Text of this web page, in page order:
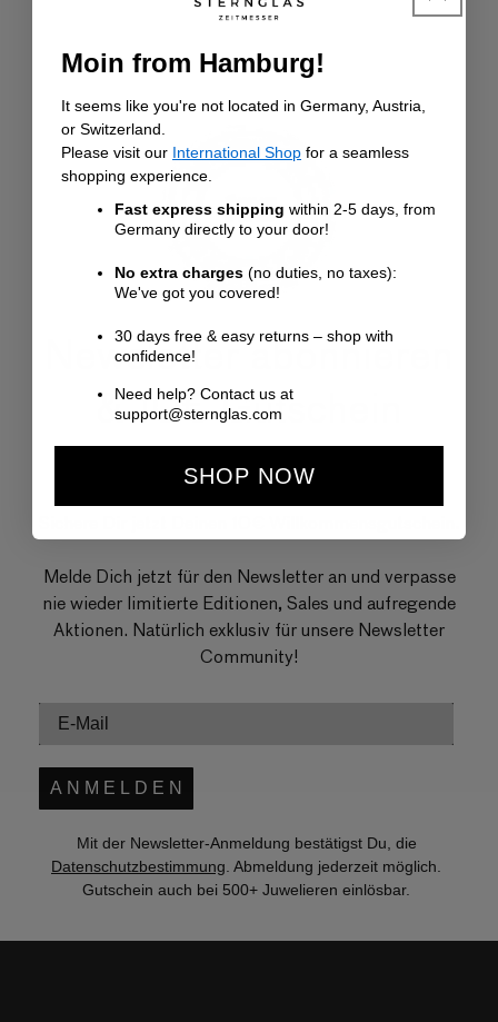
Newsletter abonnieren
& 10€ Gutschein
sichern
Melde Dich jetzt für den Newsletter an und verpasse
nie wieder limitierte Editionen, Sales und aufregende
Aktionen. Natürlich exklusiv für unsere Newsletter
Community!
A N M E L D E N
Mit der Newsletter-Anmeldung bestätigst Du, die
Datenschutzbestimmung . Abmeldung jederzeit möglich.
Gutschein auch bei 500+ Juwelieren einlösbar.
Moin from Hamburg!
It seems like you're not located in Germany, Austria,
or Switzerland.
Please visit our International Shop for a seamless
shopping experience.
Fast express shipping within 2-5 days, from
Germany directly to your door!
No extra charges (no duties, no taxes):
We've got you covered!
30 days free & easy returns – shop with
confidence!
Need help? Contact us at
support@sternglas.com
SHOP NOW